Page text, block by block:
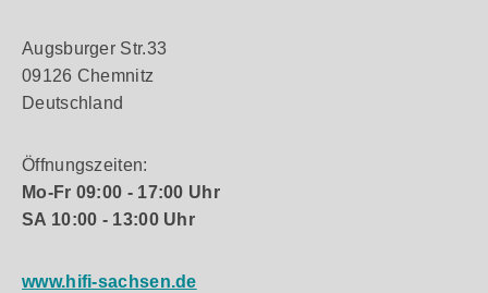
Augsburger Str.33
09126 Chemnitz
Deutschland
Öffnungszeiten:
Mo-Fr 09:00 - 17:00 Uhr
SA 10:00 - 13:00 Uhr
www.hifi-sachsen.de